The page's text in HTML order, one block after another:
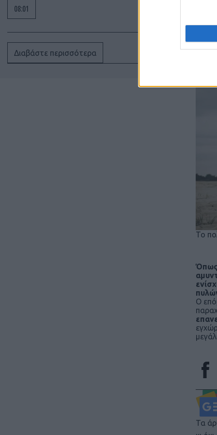
08:01
Διαβάστε περισσότερα
Το
Όπως
Ο
Τα